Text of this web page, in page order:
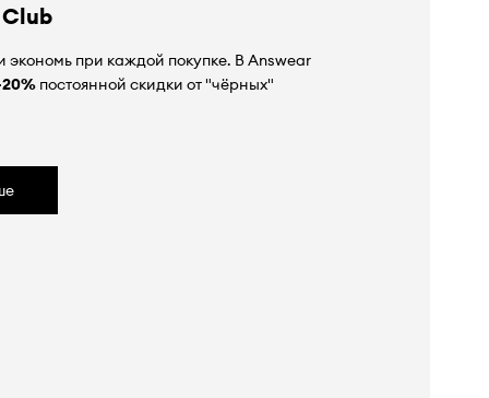
экономь при каждой покупке. В Answear
постоянной скидки от "чёрных"